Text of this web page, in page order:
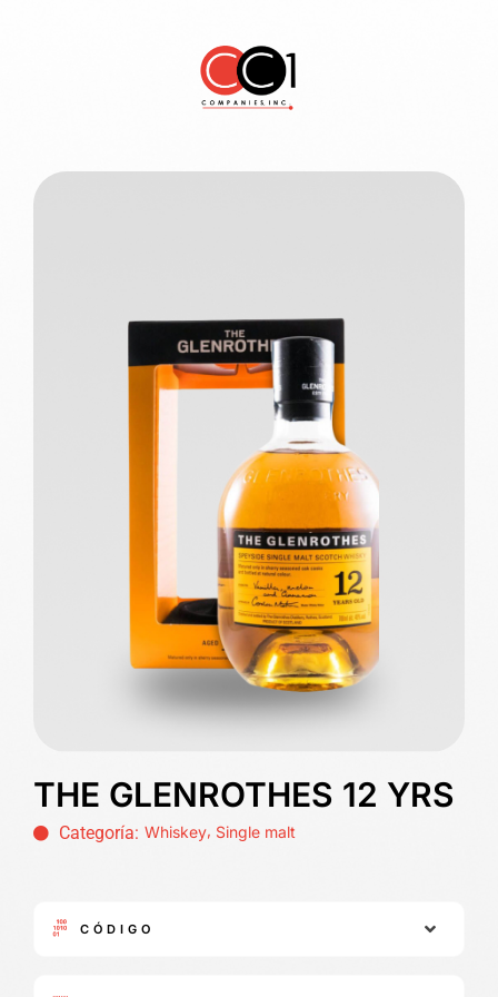
THE GLENROTHES 12 YRS
Categoría: Whiskey, Single malt
CÓDIGO